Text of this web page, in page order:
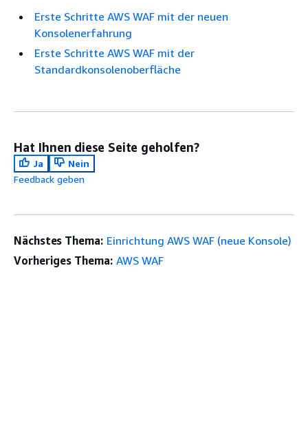
Erste Schritte AWS WAF mit der neuen
Konsolenerfahrung
Erste Schritte AWS WAF mit der
Standardkonsolenoberfläche
Hat Ihnen diese Seite geholfen?
Ja
Nein
Feedback geben
Nächstes Thema: Einrichtung AWS WAF (neue Konsole)
Vorheriges Thema: AWS WAF